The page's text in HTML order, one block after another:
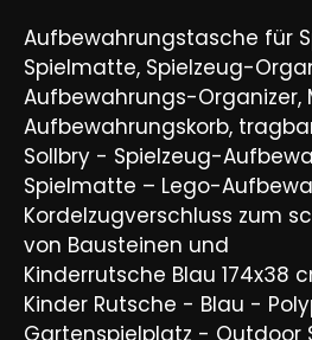
Aufbewahrungstasche für
Spielmatte, Spielzeug-
Aufbewahrungs-Organizer,
Aufbewahrungskorb,
Sollbry - Spielzeug-
Spielmatte – Lego-
Kordelzugverschluss zum
von Bausteinen und
Kinderrutsche Blau 174x38
Kinder Rutsche - Blau -
Gartenspielplatz - Outdoor